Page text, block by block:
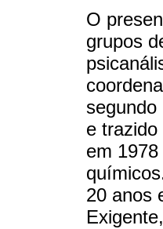
O
grupos
e
em
20 anos